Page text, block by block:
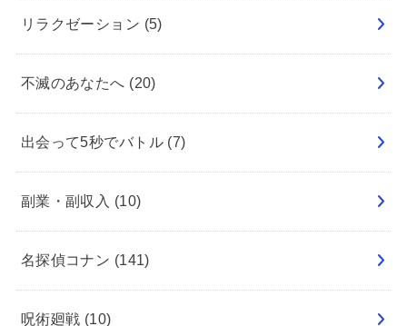
リラクゼーション (5)
不滅のあなたへ (20)
出会って5秒でバトル (7)
副業・副収入 (10)
名探偵コナン (141)
呪術廻戦 (10)